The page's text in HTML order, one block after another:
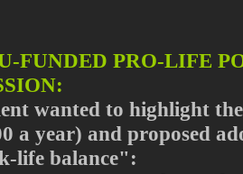
FUNDED PRO-LIFE
wanted to highlight
a year) and proposed
life balance":